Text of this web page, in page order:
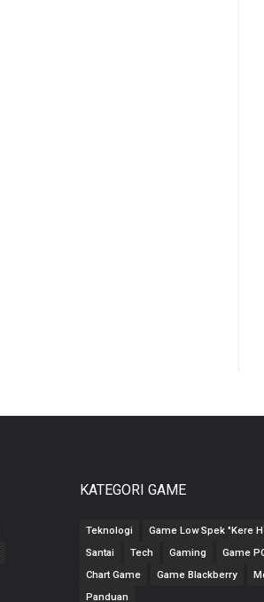
KATEGORI GAME
Teknologi
Game Low Spek "Kere
Santai
Tech Gaming
Game
Chart Game
Game Blackberry
Panduan